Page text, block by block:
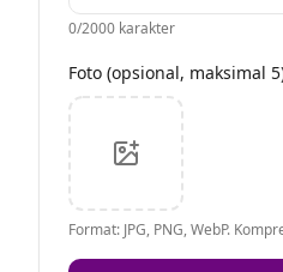
0/2000 karakter
Foto (opsional, maksimal
Format: JPG, PNG, WebP.